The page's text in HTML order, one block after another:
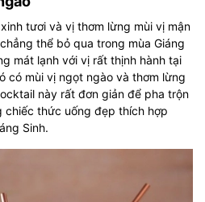
tươi và vị thơm lừng mùi vị mận
thể bỏ qua trong mùa Giáng
mát lạnh với vị rất thịnh hành tại
có mùi vị ngọt ngào và thơm lừng
này rất đơn giản để pha trộn
chiếc thức uống đẹp thích hợp
Sinh.